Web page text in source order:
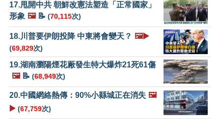
17.甩開中共 朝鮮改憲法塑造「正常國家」
形象 🖼️📝 (70,115次)
18.川普要伊朗投降 中東將會變天？ 🖼️▶️
(69,829次)
19.湖南瀏陽煙花厰發生特大爆炸21死61傷
🖼️📝 (68,949次)
20.中國網絡熱傳：90%小縣城正在消失 🖼️
▶️ (67,759次)